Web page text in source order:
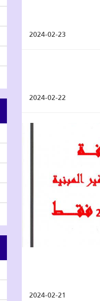
2024-02-23
2024-02-22
2024-02-21